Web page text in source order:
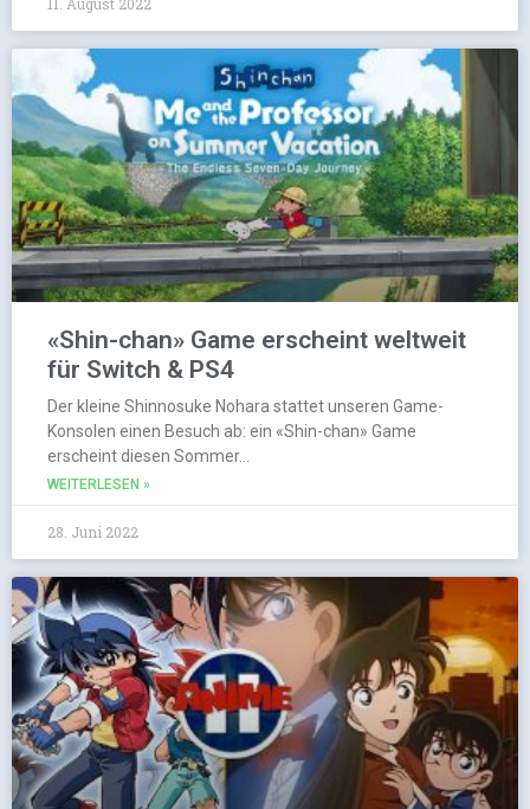
«Shin-chan» Game erscheint weltweit
für Switch & PS4
Der kleine Shinnosuke Nohara stattet unseren Game-
Konsolen einen Besuch ab: ein «Shin-chan» Game
erscheint diesen Sommer…
WEITERLESEN »
28. Juni 2022